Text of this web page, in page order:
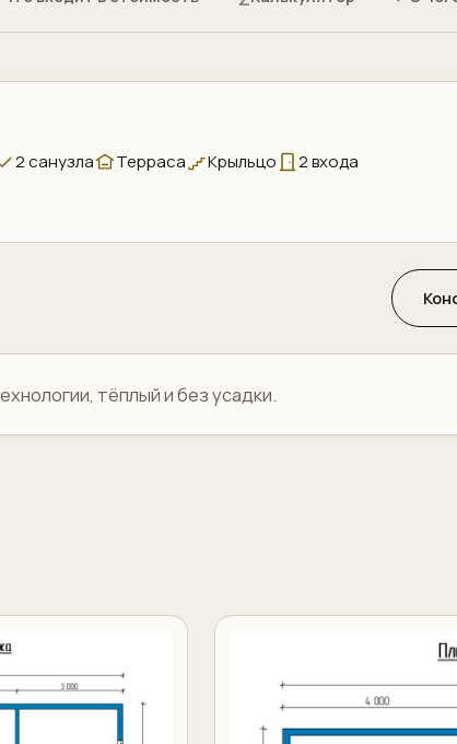
2 санузла Терраса Крыльцо 2 входа
тёплый и без усадки.